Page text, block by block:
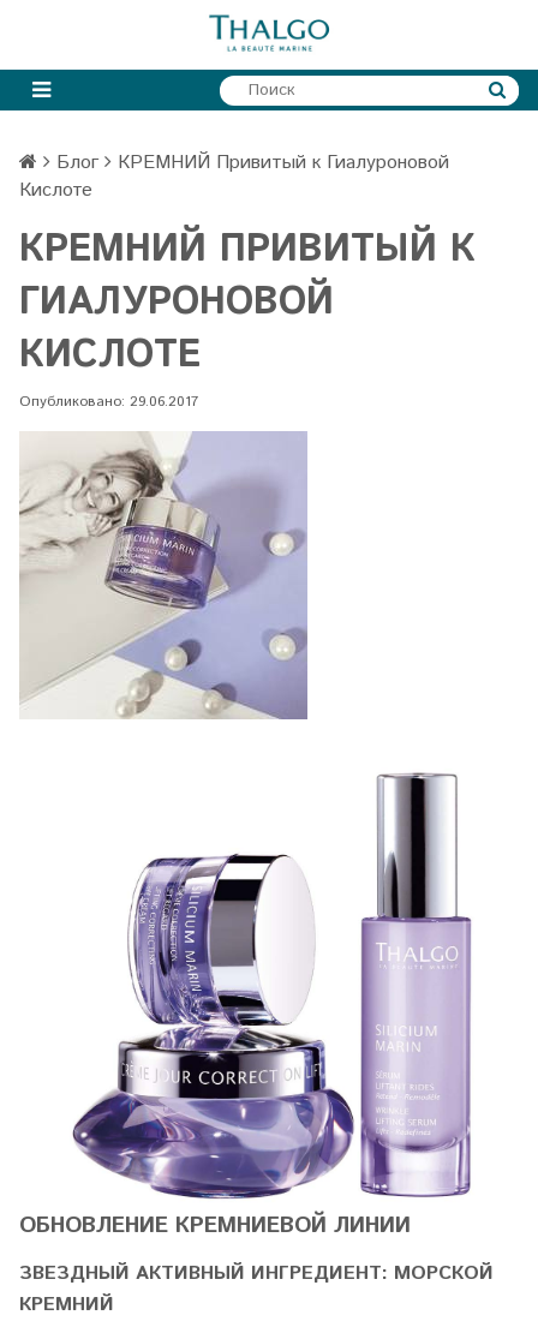
Блог
КРЕМНИЙ Привитый к Гиалуроновой
Кислоте
КРЕМНИЙ ПРИВИТЫЙ К
ГИАЛУРОНОВОЙ
КИСЛОТЕ
Опубликовано: 29.06.2017
ОБНОВЛЕНИЕ КРЕМНИЕВОЙ ЛИНИИ
ЗВЕЗДНЫЙ АКТИВНЫЙ ИНГРЕДИЕНТ: MОРСКОЙ
КРЕМНИЙ